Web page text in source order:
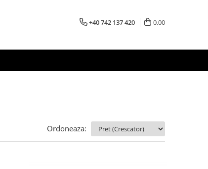
+40 742 137 420 0,00
Ordoneaza: